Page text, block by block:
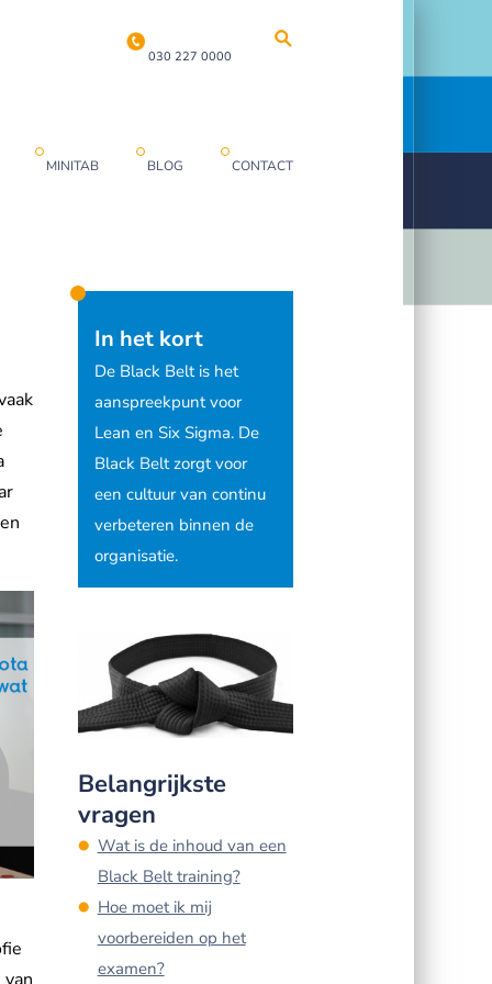
030 227 0000
MINITAB BLOG CONTACT
In het kort
De Black Belt is het
aanspreekpunt voor
Lean en Six Sigma. De
Black Belt zorgt voor
een cultuur van continu
verbeteren binnen de
organisatie.
Belangrijkste
vragen
Wat is de inhoud van een
Black Belt training?
Hoe moet ik mij
voorbereiden op het
examen?